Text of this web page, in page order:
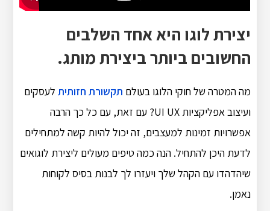
יצירת לוגו היא אחד השלבים
החשובים ביותר ביצירת מותג.
מה המטרה של חוקי הלוגו בעולם תקשורת חזותית לעסקים
ועיצוב אפליקציות UI UX? עם זאת, עם כל כך הרבה
אפשרויות זמינות למעצבים, זה יכול להיות קשה למתחילים
לדעת היכן להתחיל. הנה כמה טיפים מעולים ליצירת לוגואים
שיהדהדו עם הקהל שלך ויעזרו לך לבנות בסיס לקוחות
נאמן.